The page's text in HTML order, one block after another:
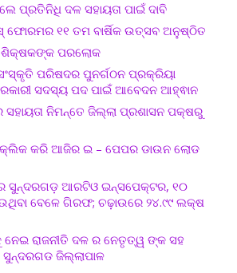
ପ୍ରତିନିଧି ଦଳ ସହାୟତା ପାଇଁ ଦାବି
୧୧ ତମ ବାର୍ଷିକ ଉତ୍ସବ ଅନୁଷ୍ଠିତ
ଶିକ୍ଷକଙ୍କ ପରଲୋକ
ପରିଷଦର ପୁନର୍ଗଠନ ପ୍ରକ୍ରିୟା
ସଦସ୍ୟ ପଦ ପାଇଁ ଆବେଦନ ଆହ୍ଵାନ
ସହାୟତା ନିମନ୍ତେ ଜିଲ୍ଲା ପ୍ରଶାସନ ପକ୍ଷରୁ
କରି ଆଜିର ଇ – ପେପର ଡାଉନ ଲୋଡ
ସୁନ୍ଦରଗଡ଼ ଆରଟିଓ ଇନ୍ସପେକ୍ଟର, ୧୦
ବେଳେ ଗିରଫ; ଚଢ଼ାଉରେ ୨୪.୯୯ ଲକ୍ଷ
ରାଜନୀତି ଦଳ ର ନେତୃତ୍ୱ ଙ୍କ ସହ
ଜିଲ୍ଲାପାଳ